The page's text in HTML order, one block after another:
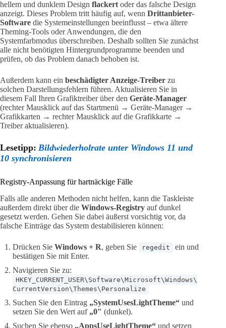
hellem und dunklem Design flackert oder das falsche Design
anzeigt. Dieses Problem tritt häufig auf, wenn Drittanbieter-
Software die Systemeinstellungen beeinflusst – etwa ältere
Theming-Tools oder Anwendungen, die den
Systemfarbmodus überschreiben. Deshalb sollten Sie zunächst
alle nicht benötigten Hintergrundprogramme beenden und
prüfen, ob das Problem danach behoben ist.
Außerdem kann ein beschädigter Anzeige-Treiber zu
solchen Darstellungsfehlern führen. Aktualisieren Sie in
diesem Fall Ihren Grafiktreiber über den Geräte-Manager
(rechter Mausklick auf das Startmenü → Geräte-Manager →
Grafikkarten → rechter Mausklick auf die Grafikkarte →
Treiber aktualisieren).
Lesetipp: Bildwiederholrate unter Windows 11 und
10 synchronisieren
Registry-Anpassung für hartnäckige Fälle
Falls alle anderen Methoden nicht helfen, kann die Taskleiste
außerdem direkt über die Windows-Registry auf dunkel
gesetzt werden. Gehen Sie dabei äußerst vorsichtig vor, da
falsche Einträge das System destabilisieren können:
Drücken Sie Windows + R, geben Sie regedit
ein und
bestätigen Sie mit Enter.
Navigieren Sie zu:
HKEY_CURRENT_USER\Software\Microsoft\Windows\
CurrentVersion\Themes\Personalize
Suchen Sie den Eintrag „SystemUsesLightTheme“ und
setzen Sie den Wert auf „0″ (dunkel).
Suchen Sie ebenso „AppsUseLightTheme“ und setzen